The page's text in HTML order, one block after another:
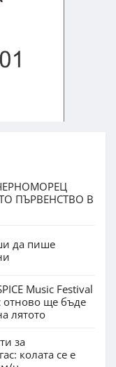
ПЪРВЕНСТВО В
да пише
Music Festival
отново ще бъде
лятото
за
колата се е